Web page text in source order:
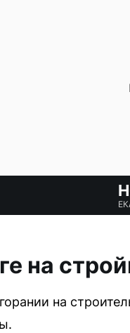
на
на